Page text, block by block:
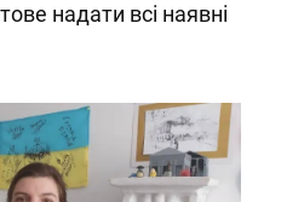
надати всі наявні